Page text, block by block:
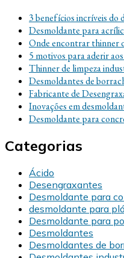
3 benefícios incríveis do
Desmoldante para
Onde encontrar thinner
5 motivos para aderir
Thinner de limpeza
Desmoldantes de
Fabricante de
Inovações em
Desmoldante para
Categorias
Ácido
Desengraxantes
Desmoldante para
desmoldante para
Desmoldante para
Desmoldantes
Desmoldantes de